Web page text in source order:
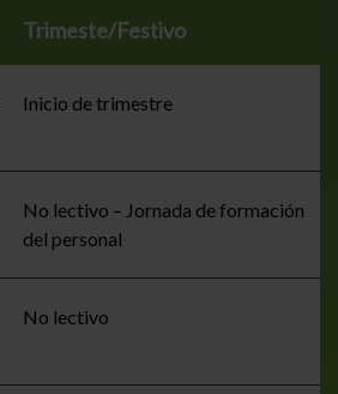
Trimeste/Festivo
Inicio de trimestre
No lectivo – Jornada de formación
del personal
No lectivo